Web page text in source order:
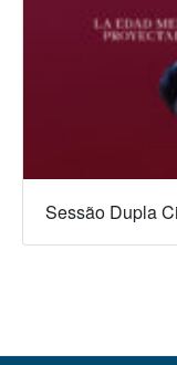
Sessão Dupla